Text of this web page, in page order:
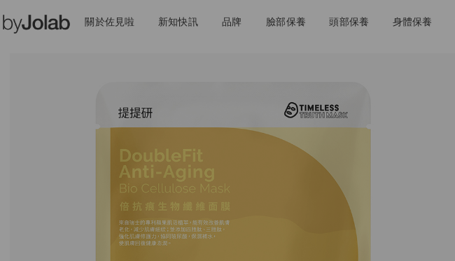
關於佐見啦 新知快訊 品牌 臉部保養 頭部保養 身體保養